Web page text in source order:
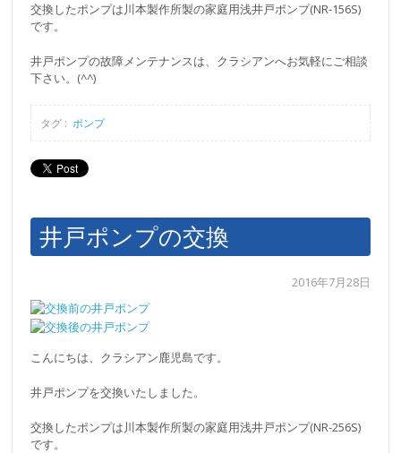
交換したポンプは川本製作所製の家庭用浅井戸ポンプ(NR-156S)
です。
井戸ポンプの故障メンテナンスは、クラシアンへお気軽にご相談
下さい。(^^)
タグ :ポンプ
井戸ポンプの交換
2016年7月28日
こんにちは、クラシアン鹿児島です。
井戸ポンプを交換いたしました。
交換したポンプは川本製作所製の家庭用浅井戸ポンプ(NR-256S)
です。